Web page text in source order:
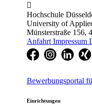

Hochschule
University of
Münsterstraße 156,
Anfahrt Impressum
Bewerbungsportal
Einrichtungen